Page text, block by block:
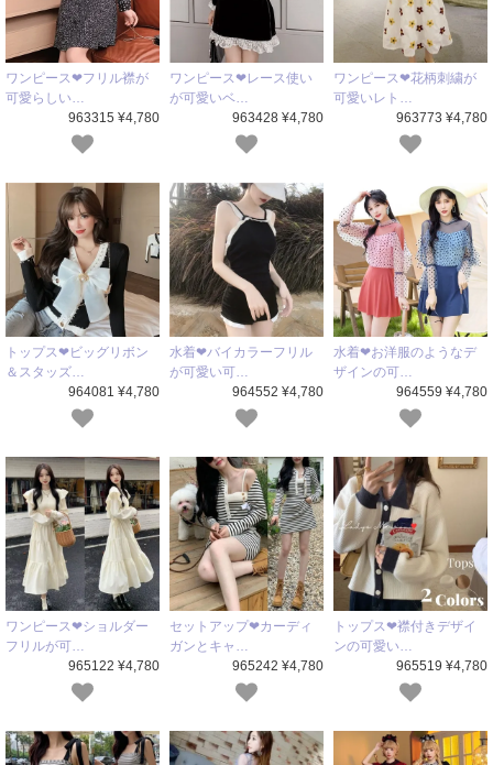
ワンピース❤フリル襟が
可愛らしい…
963315 ¥4,780
ワンピース❤レース使い
が可愛いベ…
963428 ¥4,780
ワンピース❤花柄刺繍が
可愛いレト…
963773 ¥4,780
トップス❤ビッグリボン
＆スタッズ…
964081 ¥4,780
水着❤バイカラーフリル
が可愛い可…
964552 ¥4,780
水着❤お洋服のようなデ
ザインの可…
964559 ¥4,780
ワンピース❤ショルダー
フリルが可…
965122 ¥4,780
セットアップ❤カーディ
ガンとキャ…
965242 ¥4,780
トップス❤襟付きデザイ
ンの可愛い…
965519 ¥4,780